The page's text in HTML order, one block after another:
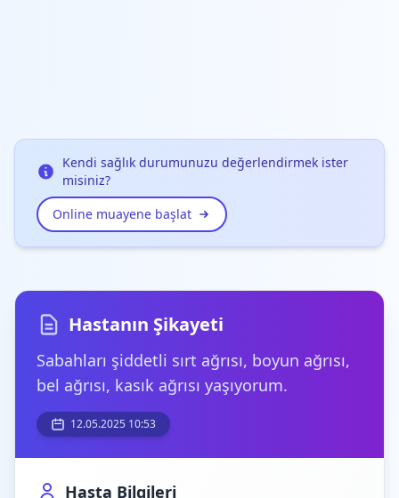
Kendi sağlık durumunuzu değerlendirmek ister
misiniz?
Online muayene başlat
Hastanın Şikayeti
Sabahları şiddetli sırt ağrısı, boyun ağrısı,
bel ağrısı, kasık ağrısı yaşıyorum.
12.05.2025 10:53
Hasta Bilgileri